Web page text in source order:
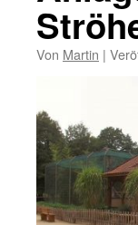
Von Martin |